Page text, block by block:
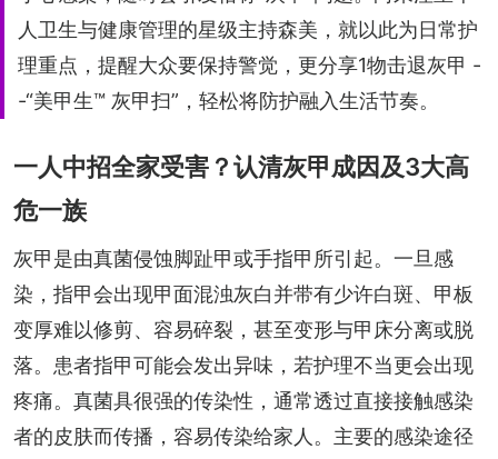
人卫生与健康管理的星级主持森美，就以此为日常护
理重点，提醒大众要保持警觉，更分享1物击退灰甲 -
-“美甲生™ 灰甲扫”，轻松将防护融入生活节奏。
一人中招全家受害？认清灰甲成因及3大高
危一族
灰甲是由真菌侵蚀脚趾甲或手指甲所引起。一旦感
染，指甲会出现甲面混浊灰白并带有少许白斑、甲板
变厚难以修剪、容易碎裂，甚至变形与甲床分离或脱
落。患者指甲可能会发出异味，若护理不当更会出现
疼痛。真菌具很强的传染性，通常透过直接接触感染
者的皮肤而传播，容易传染给家人。主要的感染途径